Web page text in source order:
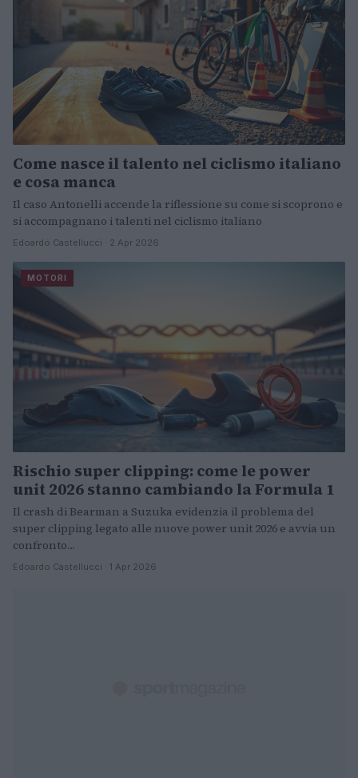
Come nasce il talento nel ciclismo italiano
e cosa manca
Il caso Antonelli accende la riflessione su come si scoprono e
si accompagnano i talenti nel ciclismo italiano
Edoardo Castellucci · 2 Apr 2026
MOTORI
Rischio super clipping: come le power
unit 2026 stanno cambiando la Formula 1
Il crash di Bearman a Suzuka evidenzia il problema del
super clipping legato alle nuove power unit 2026 e avvia un
confronto…
Edoardo Castellucci · 1 Apr 2026